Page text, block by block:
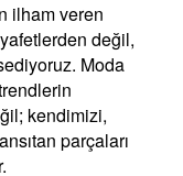
ilham veren
değil,
Moda
kendimizi,
parçaları